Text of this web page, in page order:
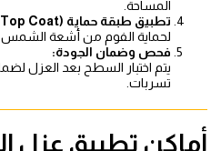
المساحة.
تطبيق طبقة حماية (Top Coat):
لحماية الفوم من أشعة الشمس
فحص وضمان الجودة:
يتم اختبار السطح بعد العزل
تسربات.
أماكن تطبيق عزل